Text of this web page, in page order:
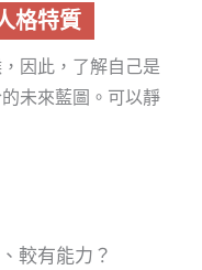
格特質
因此，了解自己是
未來藍圖。可以靜
較有能力？